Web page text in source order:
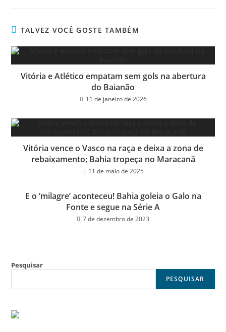
ok er
TALVEZ VOCÊ GOSTE TAMBÉM
Vitória e Atlético empatam sem gols na abertura
do Baianão
11 de janeiro de 2026
Vitória vence o Vasco na raça e deixa a zona de
rebaixamento; Bahia tropeça no Maracanã
11 de maio de 2025
E o ‘milagre’ aconteceu! Bahia goleia o Galo na
Fonte e segue na Série A
7 de dezembro de 2023
Pesquisar
PESQUISAR